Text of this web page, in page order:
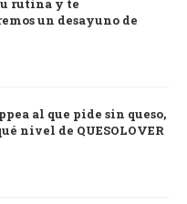
rutina y te
un desayuno de
al que pide sin queso,
nivel de QUESOLOVER